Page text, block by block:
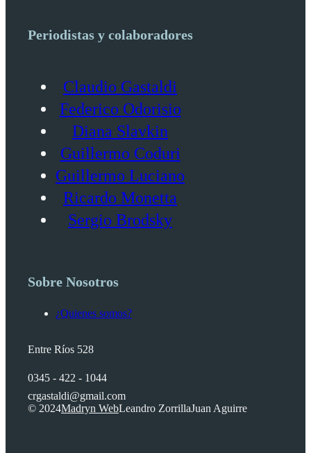
Periodistas y colaboradores
Claudio Gastaldi
Federico Odorisio
Diana Slavkin
Guillermo Coduri
Guillermo Luciano
Ricardo Monetta
Sergio Brodsky
Sobre Nosotros
¿Quienes somos?
Entre Ríos 528
0345 - 422 - 1044
crgastaldi@gmail.com
© 2024Madryn WebLeandro ZorrillaJuan Aguirre